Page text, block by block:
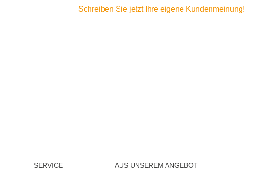
Schreiben Sie jetzt Ihre eigene Kundenmeinung!
SERVICE AUS UNSEREM ANGEBOT